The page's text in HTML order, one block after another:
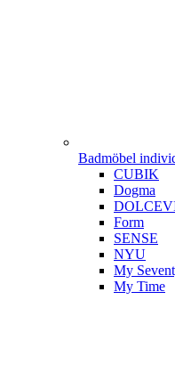
Badmöbel
CUBIK
Dogma
Form
SENSE
NYU
My
My Time